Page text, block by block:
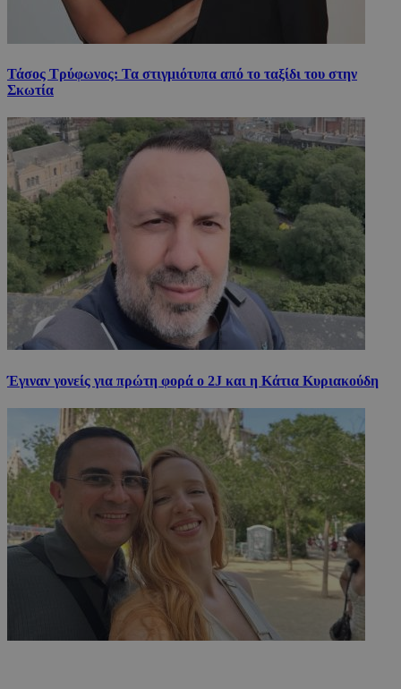
Τάσος Τρύφωνος: Τα στιγμιότυπα από το ταξίδι του στην
Σκωτία
Έγιναν γονείς για πρώτη φορά ο 2J και η Κάτια Κυριακούδη